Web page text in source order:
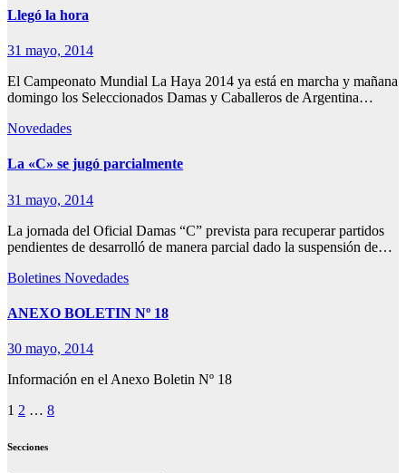
Llegó la hora
31 mayo, 2014
El Campeonato Mundial La Haya 2014 ya está en marcha y mañana
domingo los Seleccionados Damas y Caballeros de Argentina…
Novedades
La «C» se jugó parcialmente
31 mayo, 2014
La jornada del Oficial Damas “C” prevista para recuperar partidos
pendientes de desarrolló de manera parcial dado la suspensión de…
Boletines Novedades
ANEXO BOLETIN Nº 18
30 mayo, 2014
Información en el Anexo Boletin Nº 18
Paginación
de
1 2 … 8
Secciones